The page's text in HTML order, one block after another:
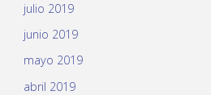
julio 2019
junio 2019
mayo 2019
abril 2019